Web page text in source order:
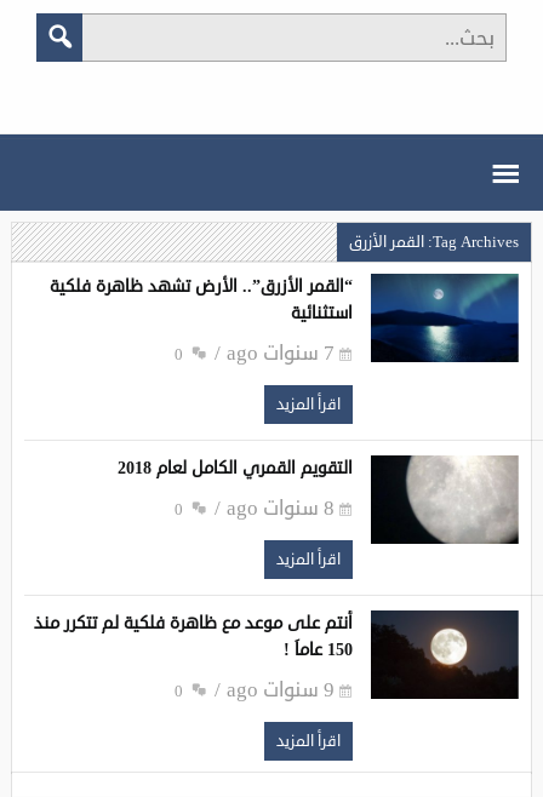
Tag Archives: القمر الأزرق
“القمر الأزرق”.. الأرض تشهد ظاهرة فلكية
استثنائية
7 سنوات ago 0
اقرأ المزيد
التقويم القمري الكامل لعام 2018‏
8 سنوات ago 0
اقرأ المزيد
أنتم على موعد مع ظاهرة فلكية لم تتكرر منذ
150 عاماَ !
9 سنوات ago 0
اقرأ المزيد